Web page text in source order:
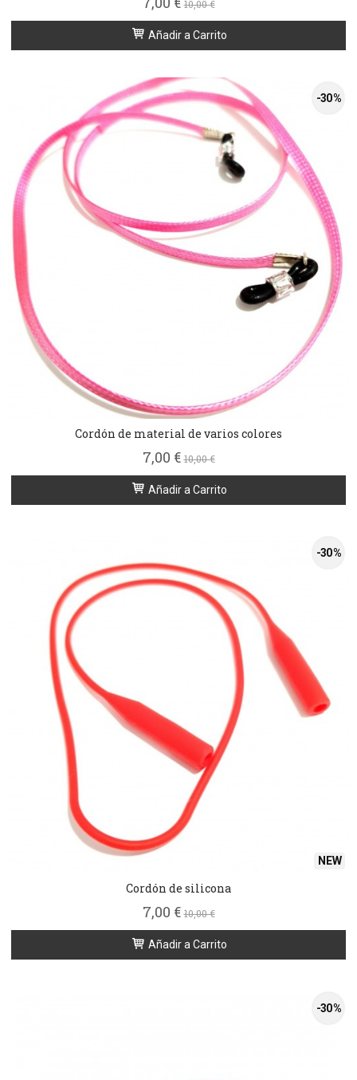
10,00 €
Añadir a Carrito
-30 %
Cordón de material de varios colores
7,00 €10,00 €
Añadir a Carrito
NEW
-30 %
Cordón de silicona
7,00 €10,00 €
Añadir a Carrito
-30 %